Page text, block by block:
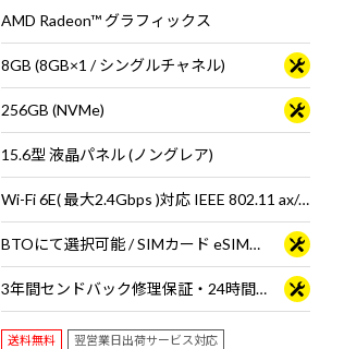
AMD Radeon™ グラフィックス
8GB (8GB×1 / シングルチャネル)
256GB (NVMe)
15.6型 液晶パネル (ノングレア)
Wi-Fi 6E( 最大2.4Gbps )対応 IEEE 802.11 ax/ac/a/b/g/n準拠 ＋ Bluetooth 5内蔵
BTOにて選択可能 / SIMカード eSIM両対応 SIMカードサイズ : 標準SIMカード
3年間センドバック修理保証・24時間×365日電話サポート
送料無料 翌営業日出荷サービス対応